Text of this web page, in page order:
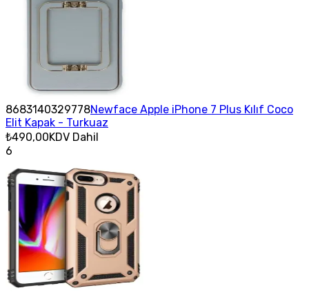
8683140329778Newface Apple iPhone 7 Plus Kılıf Coco
Elit Kapak - Turkuaz
₺490,00KDV Dahil
6